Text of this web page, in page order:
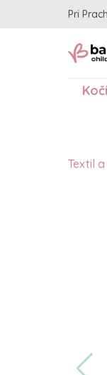
Pri
Textil a